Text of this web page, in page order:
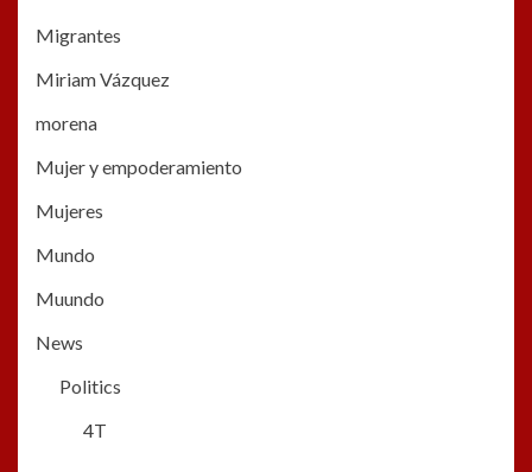
Migrantes
Miriam Vázquez
morena
Mujer y empoderamiento
Mujeres
Mundo
Muundo
News
Politics
4T